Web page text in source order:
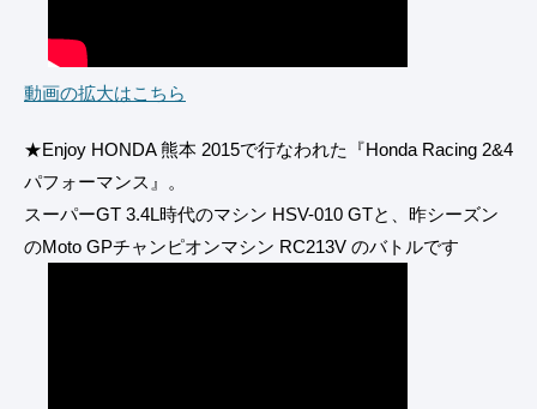
動画の拡大はこちら
★Enjoy HONDA 熊本 2015で行なわれた『Honda Racing 2&4
パフォーマンス』。
スーパーGT 3.4L時代のマシン HSV-010 GTと、昨シーズン
のMoto GPチャンピオンマシン RC213V のバトルです